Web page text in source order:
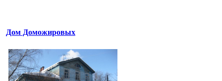
Дом Доможировых